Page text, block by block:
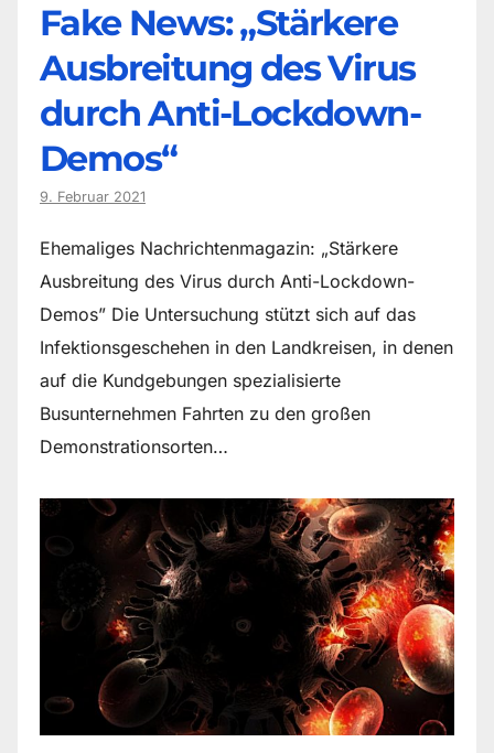
Fake News: „Stärkere
Ausbreitung des Virus
durch Anti-Lockdown-
Demos“
9. Februar 2021
Ehemaliges Nachrichtenmagazin: „Stärkere
Ausbreitung des Virus durch Anti-Lockdown-
Demos” Die Untersuchung stützt sich auf das
Infektionsgeschehen in den Landkreisen, in denen
auf die Kundgebungen spezialisierte
Busunternehmen Fahrten zu den großen
Demonstrationsorten…